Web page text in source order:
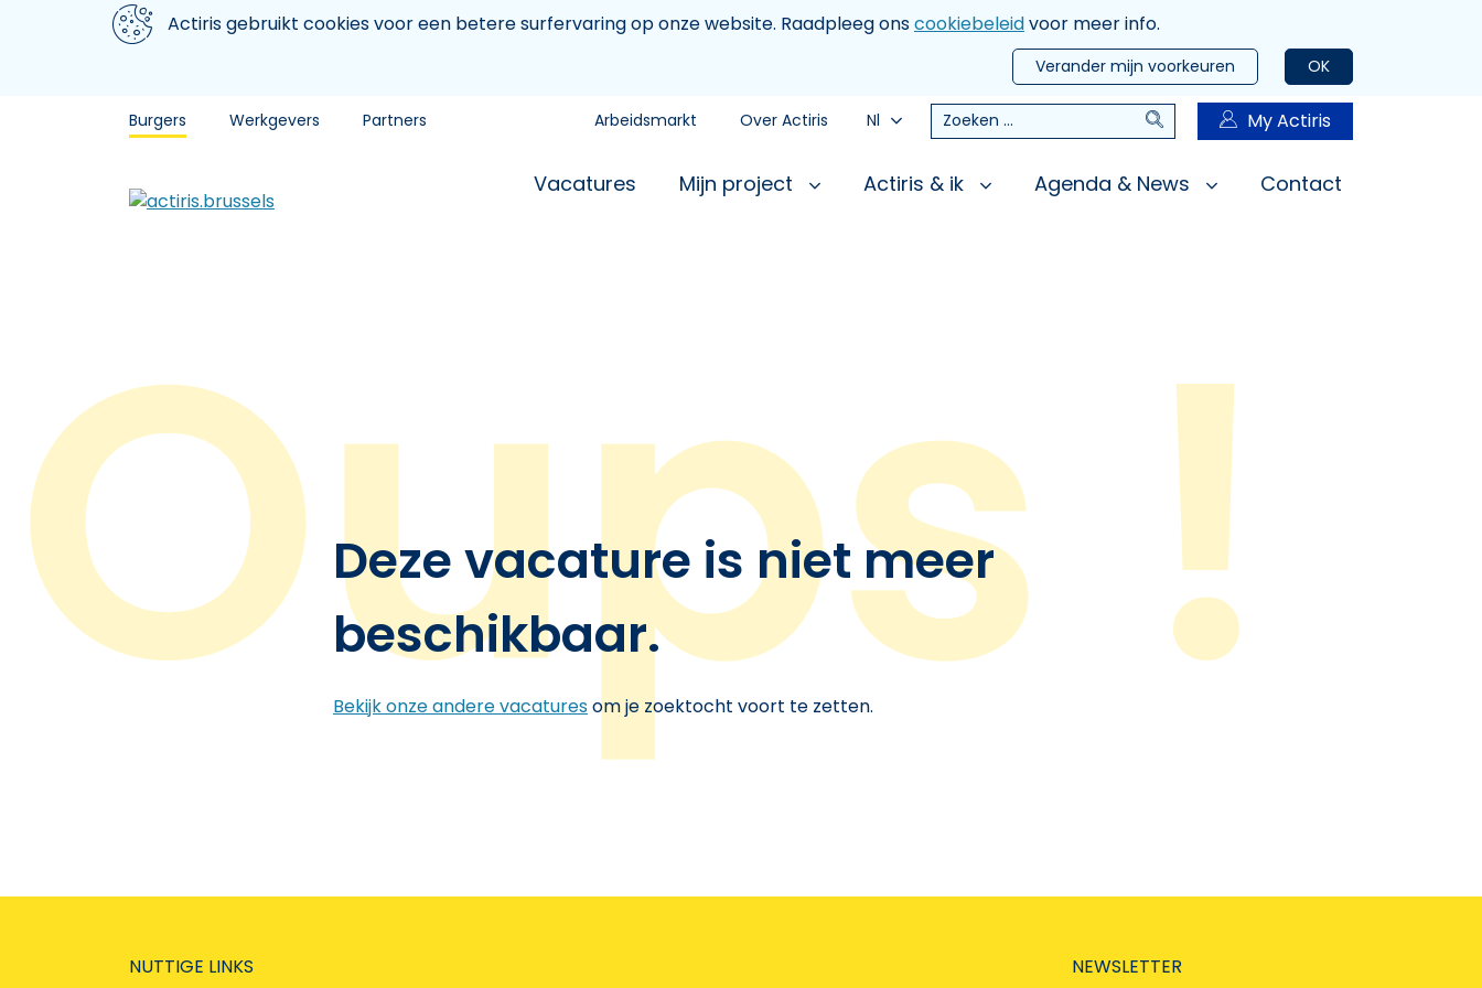
Aller au contenu principal
We gebruiken cookiesActiris gebruikt cookies voor een betere surfervaring op onze website. Raadpleeg onscookiebeleidvoor meer info.
OK
Verander mijn voorkeuren
Burgers Werkgevers Partners Arbeidsmarkt Over Actiris Nl Zoeken Zoeken My Actiris
Vacatures Mijn project Actiris & ik Agenda & News Contact
Deze vacature is niet meer
beschikbaar.
Bekijk onze andere vacaturesom je zoektocht voort te zetten.
NUTTIGE LINKS NEWSLETTER